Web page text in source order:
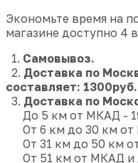
Экономьте время на
магазине доступно 4
1. Самовывоз.
2. Доставка по
составляет: 1300руб.
3. Доставка по
До 5 км от МКАД -
От 6 км до 30 км от
От 31 км до 50 км
От 51 км от МКАД и